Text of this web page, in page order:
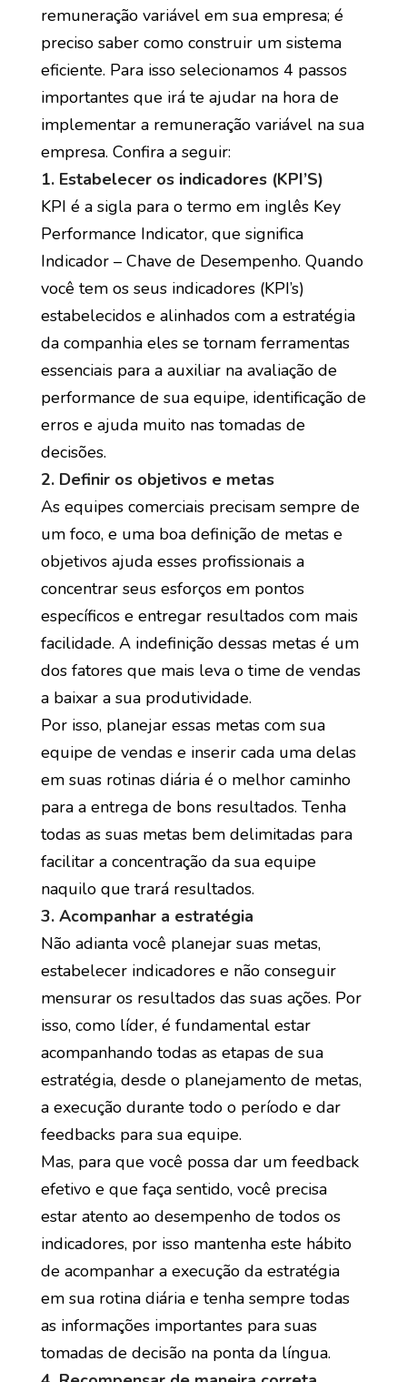
remuneração variável em sua empresa; é
preciso saber como construir um sistema
eficiente. Para isso selecionamos 4 passos
importantes que irá te ajudar na hora de
implementar a remuneração variável na sua
empresa. Confira a seguir:
1. Estabelecer os indicadores (KPI’S)
KPI é a sigla para o termo em inglês Key
Performance Indicator, que significa
Indicador – Chave de Desempenho. Quando
você tem os seus indicadores (KPI’s)
estabelecidos e alinhados com a estratégia
da companhia eles se tornam ferramentas
essenciais para a auxiliar na avaliação de
performance de sua equipe, identificação de
erros e ajuda muito nas tomadas de
decisões.
2. Definir os objetivos e metas
As equipes comerciais precisam sempre de
um foco, e uma boa definição de metas e
objetivos ajuda esses profissionais a
concentrar seus esforços em pontos
específicos e entregar resultados com mais
facilidade. A indefinição dessas metas é um
dos fatores que mais leva o time de vendas
a baixar a sua produtividade.
Por isso, planejar essas metas com sua
equipe de vendas e inserir cada uma delas
em suas rotinas diária é o melhor caminho
para a entrega de bons resultados. Tenha
todas as suas metas bem delimitadas para
facilitar a concentração da sua equipe
naquilo que trará resultados.
3. Acompanhar a estratégia
Não adianta você planejar suas metas,
estabelecer indicadores e não conseguir
mensurar os resultados das suas ações. Por
isso, como líder, é fundamental estar
acompanhando todas as etapas de sua
estratégia, desde o planejamento de metas,
a execução durante todo o período e dar
feedbacks para sua equipe.
Mas, para que você possa dar um feedback
efetivo e que faça sentido, você precisa
estar atento ao desempenho de todos os
indicadores, por isso mantenha este hábito
de acompanhar a execução da estratégia
em sua rotina diária e tenha sempre todas
as informações importantes para suas
tomadas de decisão na ponta da língua.